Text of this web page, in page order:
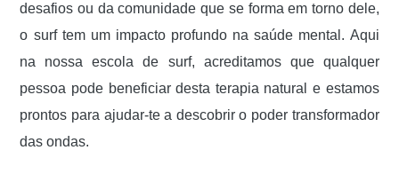
desafios ou da comunidade que se forma em torno dele,
o surf tem um impacto profundo na saúde mental. Aqui
na nossa escola de surf, acreditamos que qualquer
pessoa pode beneficiar desta terapia natural e estamos
prontos para ajudar-te a descobrir o poder transformador
das ondas.